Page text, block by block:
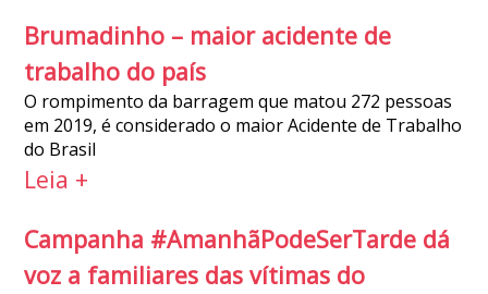
Brumadinho – maior acidente de
trabalho do país
O rompimento da barragem que matou 272 pessoas
em 2019, é considerado o maior Acidente de Trabalho
do Brasil
Leia +
Campanha #AmanhãPodeSerTarde dá
voz a familiares das vítimas do